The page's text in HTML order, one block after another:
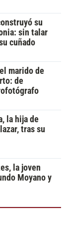
su
sin talar
cuñado
marido de
de
la hija de
tras su
la joven
Moyano y